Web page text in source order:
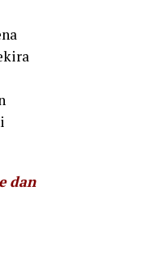
dan